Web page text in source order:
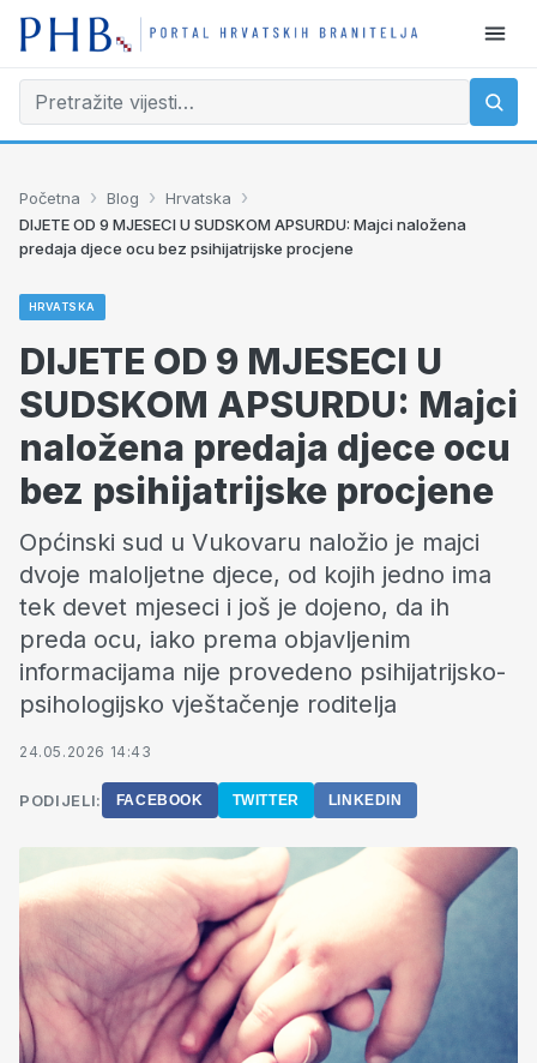
Početna › Blog › Hrvatska ›
DIJETE OD 9 MJESECI U SUDSKOM APSURDU: Majci naložena
predaja djece ocu bez psihijatrijske procjene
HRVATSKA
DIJETE OD 9 MJESECI U
SUDSKOM APSURDU: Majci
naložena predaja djece ocu
bez psihijatrijske procjene
Općinski sud u Vukovaru naložio je majci
dvoje maloljetne djece, od kojih jedno ima
tek devet mjeseci i još je dojeno, da ih
preda ocu, iako prema objavljenim
informacijama nije provedeno psihijatrijsko-
psihologijsko vještačenje roditelja
24.05.2026 14:43
PODIJELI: FACEBOOK TWITTER LINKEDIN